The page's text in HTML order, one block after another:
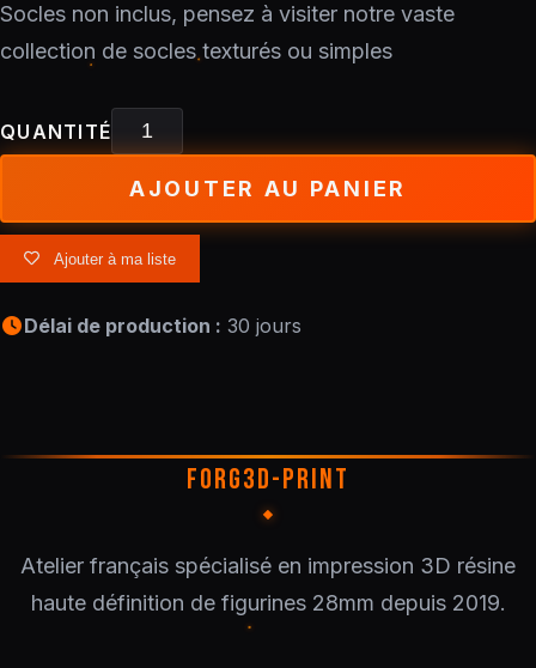
Socles non inclus, pensez à visiter notre vaste
collection de socles texturés ou simples
QUANTITÉ
AJOUTER AU PANIER
Ajouter à ma liste
Délai de production : 30 jours
FORG3D-PRINT
Atelier français spécialisé en impression 3D résine
haute définition de figurines 28mm depuis 2019.